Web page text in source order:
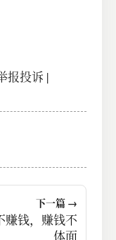
报投诉 |
下一篇 →
赚钱，赚钱不
体面